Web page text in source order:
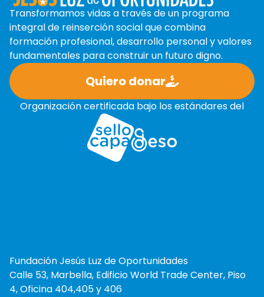
Transformamos vidas a través de un programa
integral de reinserción social que combina
formación profesional, desarrollo personal y valores
fundamentales para construir un futuro digno.
Quiero donar
Organización certificada bajo los estándares del
Fundación Jesús Luz de Oportunidades
Calle 53, Marbella, Edificio World Trade Center, Piso
4, Oficina 404,405 y 406